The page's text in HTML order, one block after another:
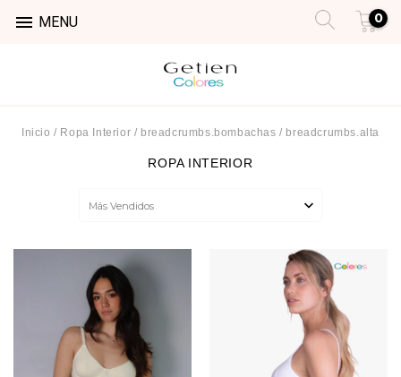
 MENU 0
Inicio / Ropa Interior / breadcrumbs.bombachas / breadcrumbs.alta
ROPA INTERIOR